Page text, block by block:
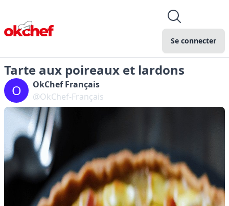
Se connecter
Tarte aux poireaux et lardons
O
OkChef Français
@OkChef-Français